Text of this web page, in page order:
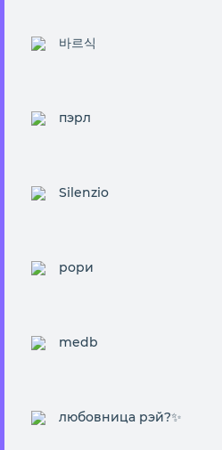
바르식
пэрл
Silenzio
рори
medb
любовница рэй?✨